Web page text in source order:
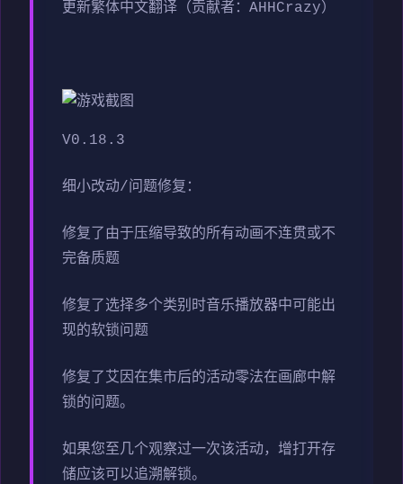
更新繁体中文翻译（贡献者：AHHCrazy）
V0.18.3
细小改动/问题修复：
修复了由于压缩导致的所有动画不连贯或不
完备质题
修复了选择多个类别时音乐播放器中可能出
现的软锁问题
修复了艾因在集市后的活动零法在画廊中解
锁的问题。
如果您至几个观察过一次该活动，增打开存
储应该可以追溯解锁。